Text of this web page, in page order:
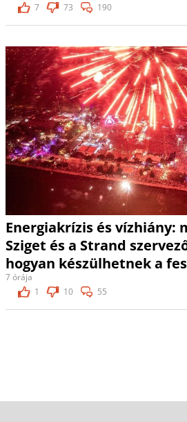
7
73 190
Energiakrízis és vízhiány:
Sziget és a Strand
hogyan készülhetnek a
7 órája
1
10 55